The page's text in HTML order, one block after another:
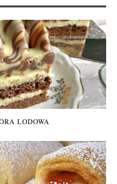
LODOWA